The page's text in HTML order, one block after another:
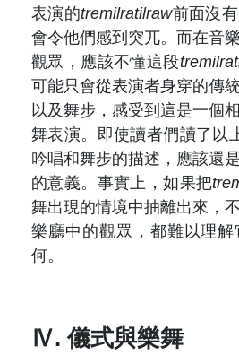
表演的tremilratilraw前面沒
會令他們感到突兀。而在音
觀眾，應該不懂這段
可能只會從表演者身穿的傳
以及舞步，感受到這是一個
舞表演。即使讀者們讀了以
吟唱和舞步的描述，應該還
的意義。事實上，如果把
舞出現的情境中抽離出來，
樂廳中的觀眾，都難以理
何。
Ⅳ. 儀式與樂舞